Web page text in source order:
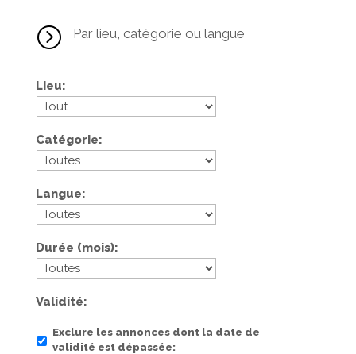
= Par lieu, catégorie ou langue
Lieu
Catégorie
Langue
Durée (mois)
Validité
Exclure les annonces dont la date de
validité est dépassée